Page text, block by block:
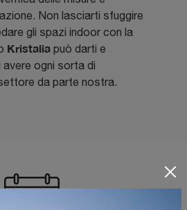
Non lasciarti sfuggire
gli spazi indoor con la
Kristalia può darti e
avere ogni sorta di
da parte nostra.